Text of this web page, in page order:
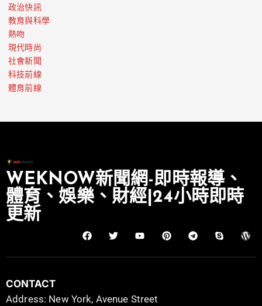
政治快訊
教育與科學
熱吻
現代時尚
社會新聞
科技前線
體育前線
WEKNOW新聞網-即時報導、
體育、娛樂、財經|24小時即時
更新
CONTACT
Address: New York, Avenue Street